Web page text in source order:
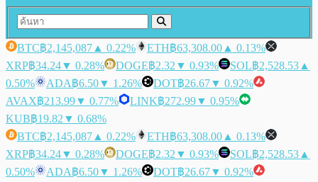
BTC฿2,145,087 ▲ 0.22% ETH฿63,308.00 ▲ 0.13%
XRP฿34.24▼ 0.28% DOGE฿2.32 ▼ 0.93% SOL฿2,528.53 ▲
0.50%
ADA฿6.50▼ 1.26% DOT฿26.67▼ 0.92%
AVAX฿213.99▼ 0.77% LINK฿272.99▼ 0.95%
KUB฿19.82 ▼ 0.68%
BTC฿2,145,087 ▲ 0.22% ETH฿63,308.00 ▲ 0.13%
XRP฿34.24▼ 0.28% DOGE฿2.32 ▼ 0.93% SOL฿2,528.53 ▲
0.50%
ADA฿6.50▼ 1.26% DOT฿26.67▼ 0.92%